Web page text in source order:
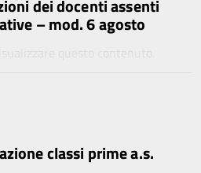
dei docenti assenti
– mod. 6 agosto
classi prime a.s.